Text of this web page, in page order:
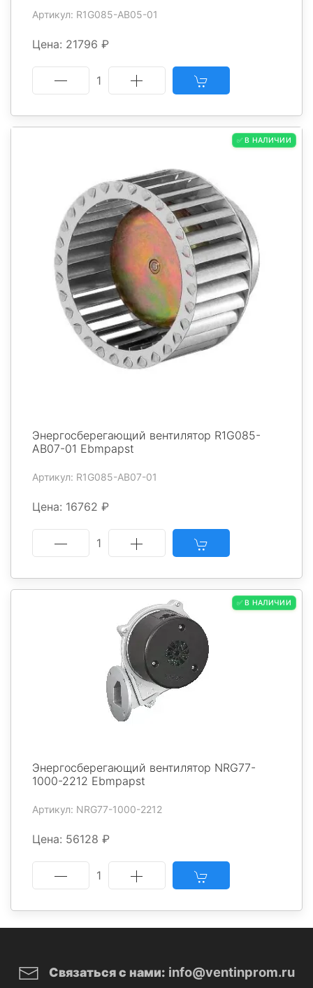
Артикул: R1G085-AB05-01
Цена: 21796 ₽
1
✅ В НАЛИЧИИ
Энергосберегающий вентилятор R1G085-
AB07-01 Ebmpapst
Артикул: R1G085-AB07-01
Цена: 16762 ₽
1
✅ В НАЛИЧИИ
Энергосберегающий вентилятор NRG77-
1000-2212 Ebmpapst
Артикул: NRG77-1000-2212
Цена: 56128 ₽
1
Связаться с нами: info@ventinprom.ru